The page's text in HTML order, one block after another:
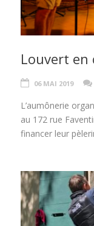
Louvert en
06 MAI 2019
L’aumônerie
au 172 rue
financer leur